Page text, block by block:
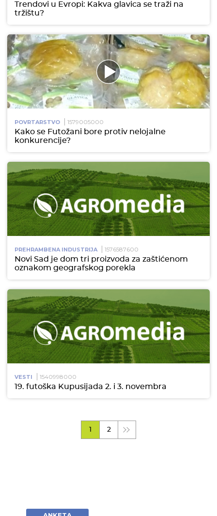
Trendovi u Evropi: Kakva glavica se traži na
tržištu?
POVRTARSTVO 1579005000
Kako se Futožani bore protiv nelojalne
konkurencije?
PREHRAMBENA INDUSTRIJA 1576587600
Novi Sad je dom tri proizvoda za zaštićenom
oznakom geografskog porekla
VESTI 1540998000
19. futoška Kupusijada 2. i 3. novembra
1 2